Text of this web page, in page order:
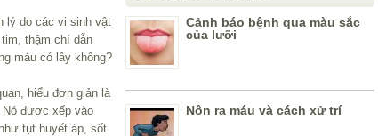
lý do các vi sinh vật
thậm chí dẫn
máu có lây không?
hiểu đơn giản là
Nó được xếp vào
tụt huyết áp, sốt
Cảnh báo bệnh qua màu sắc
của lưỡi
Nôn ra máu và cách xử trí